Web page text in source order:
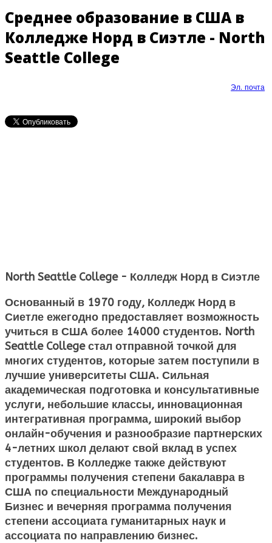
Среднее образование в США в
Колледже Норд в Сиэтле - North
Seattle College
Эл. почта
North Seattle College - Колледж Норд в Сиэтле
Основанный в 1970 году, Колледж Норд в
Сиетле ежегодно предоставляет возможность
учиться в США более 14000 студентов. North
Seattle College стал отправной точкой для
многих студентов, которые затем поступили в
лучшие университеты США. Сильная
академическая подготовка и консультативные
услуги, небольшие классы, инновационная
интегративная программа, широкий выбор
онлайн-обучения и разнообразие партнерских
4-летних школ делают свой вклад в успех
студентов. В Колледже также действуют
программы получения степени бакалавра в
США по специальности Международный
Бизнес и вечерняя программа получения
степени ассоциата гуманитарных наук и
ассоциата по направлению бизнес.